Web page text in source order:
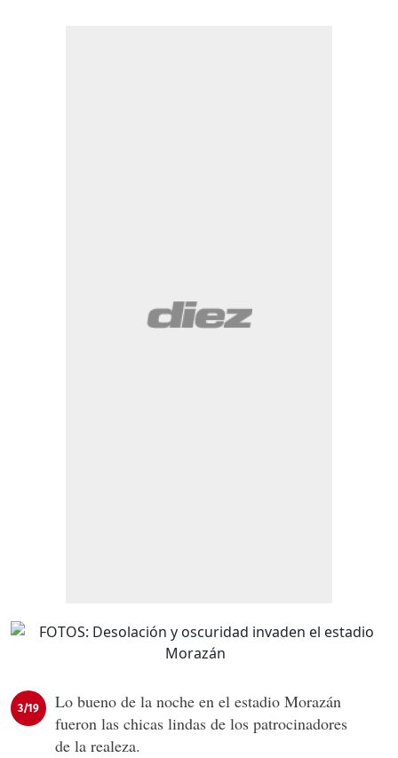
3/19
Lo bueno de la noche en el estadio Morazán
fueron las chicas lindas de los patrocinadores
de la realeza.